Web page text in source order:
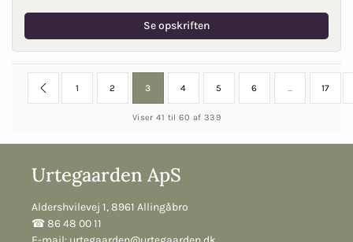
Se opskriften
1 2 3 4 5 6 ... 17
Viser 41 til 60 af 339
Urtegaarden ApS
Aldershvilevej 1, 8961 Allingåbro
☎︎ 86 48 00 11